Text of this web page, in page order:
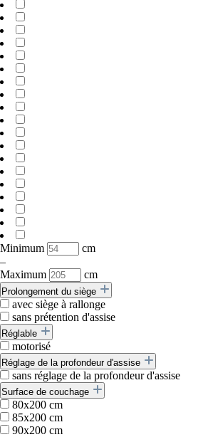
Minimum
cm
–
Maximum
cm
Prolongement du siège
avec siège à rallonge
sans prétention d'assise
Réglable
motorisé
Réglage de la profondeur d'assise
sans réglage de la profondeur d'assise
Surface de couchage
80x200 cm
85x200 cm
90x200 cm